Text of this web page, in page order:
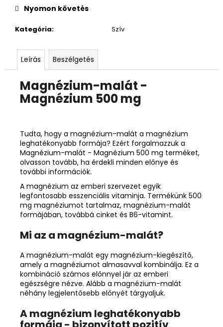
Kategória: Szív
Nyomon követés
Leírás Beszélgetés
Magnézium-malát -
Magnézium 500 mg
Tudta, hogy a magnézium-malát a magnézium
leghatékonyabb formája? Ezért forgalmazzuk a
Magnézium-malát - Magnézium 500 mg terméket,
olvasson tovább, ha érdekli minden előnye és
további információk.
A magnézium az emberi szervezet egyik
legfontosabb esszenciális vitaminja. Termékünk 500
mg magnéziumot tartalmaz, magnézium-malát
formájában, továbbá cinket és B6-vitamint.
Mi az a magnézium-malát?
A magnézium-malát egy magnézium-kiegészítő,
amely a magnéziumot almasavval kombinálja. Ez a
kombináció számos előnnyel jár az emberi
egészségre nézve. Alább a magnézium-malát
néhány legjelentősebb előnyét tárgyaljuk.
A magnézium leghatékonyabb